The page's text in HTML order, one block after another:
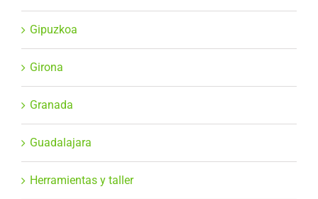
Gipuzkoa
Girona
Granada
Guadalajara
Herramientas y taller